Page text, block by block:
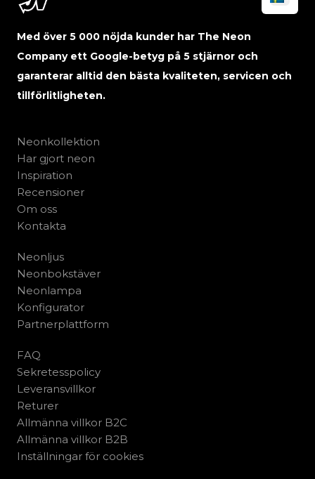
Med över 5 000 nöjda kunder har The Neon
Company ett Google-betyg på 5 stjärnor och
garanterar alltid den bästa kvaliteten, servicen och
tillförlitligheten.
Neonkollektion
Har gjort neon
Inspiration
Recensioner
Om oss
Kontakta
Neonljus
Neonbokstäver
Neonlampa
Konfigurator
Partnerplattform
FAQ
Sekretesspolicy
Leveransvillkor
Returer
Allmänna villkor B2C
Allmänna villkor B2B
Inställningar för cookies